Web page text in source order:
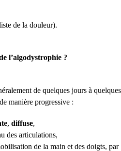
de la douleur).
l’algodystrophie ?
de quelques jours à quelques
manière progressive :
, diffuse,
des articulations,
de la main et des doigts, par